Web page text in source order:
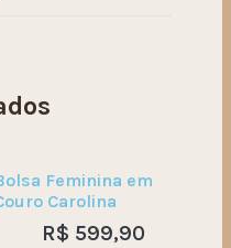
Feminina em
Carolina
R$ 599,90